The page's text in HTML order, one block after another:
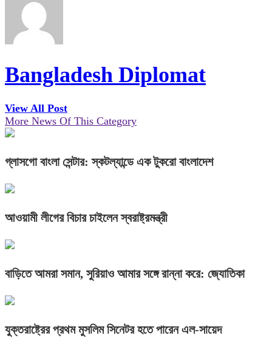
Bangladesh Diplomat
View All Post
More News Of This Category
গ্লাসগো বাংলা সেন্টার: স্কটল্যান্ডে এক টুকরো বাংলাদেশ
আওয়ামী লীগের বিচার চাইলেন স্বরাষ্ট্রমন্ত্রী
বাড়িতে আমরা সমান, সুরিয়াও আমার সঙ্গে রান্না করে: জ্যোতিকা
যুক্তরাষ্ট্রের প্রথম মুসলিম সিনেটর হতে পারেন এল-সায়েদ